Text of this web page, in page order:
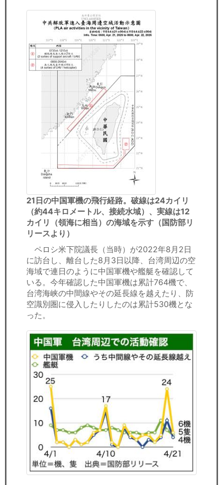
21日の中国軍機の飛行経路。破線は24カイリ
（約44キロメートル、接続水域）、実線は12
カイリ（領海に相当）の海域を示す（国防部リ
リースより）
ペロシ米下院議長（当時）が2022年8月2日
に訪台し、離台した8月3日以降、台湾周辺の空
海域で連日のように中国軍機や艦艇を確認して
いる。今年確認した中国軍機は累計764機で、
台湾海峡の中間線やその延長線を越えたり、防
空識別圏に侵入したりしたのは累計530機とな
った。